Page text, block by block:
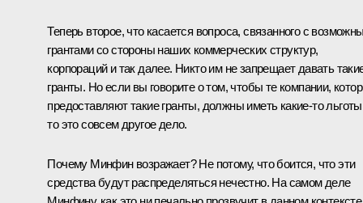
Теперь второе, что касается вопроса, связанного с
грантами со стороны наших коммерческих структур,
корпораций и так далее. Никто им не запрещает давать
гранты. Но если вы говорите о том, чтобы те компании,
предоставляют такие гранты, должны иметь какие‑то
то это совсем другое дело.
Почему Минфин возражает? Не потому, что боится, что эти
средства будут распределяться нечестно. На самом деле